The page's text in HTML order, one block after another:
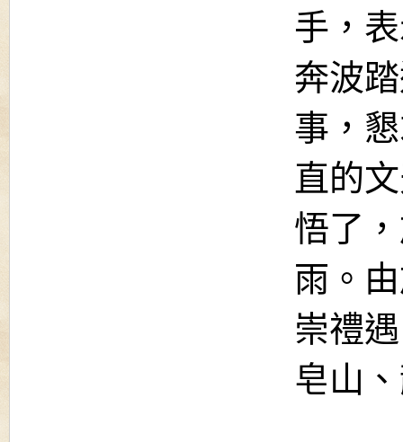
手，
奔波
事，
直的
悟了
雨。
崇禮
皂山